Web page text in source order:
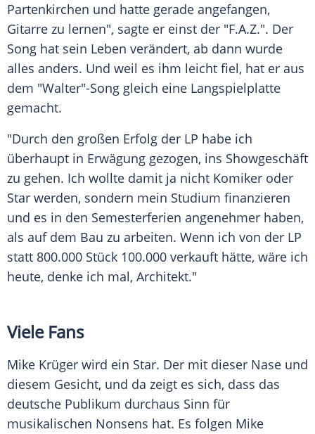
Partenkirchen und hatte gerade angefangen,
Gitarre zu lernen", sagte er einst der "F.A.Z.". Der
Song hat sein Leben verändert, ab dann wurde
alles anders. Und weil es ihm leicht fiel, hat er aus
dem "Walter"-Song gleich eine Langspielplatte
gemacht.
"Durch den großen Erfolg der LP habe ich
überhaupt in Erwägung gezogen, ins Showgeschäft
zu gehen. Ich wollte damit ja nicht Komiker oder
Star werden, sondern mein Studium finanzieren
und es in den Semesterferien angenehmer haben,
als auf dem Bau zu arbeiten. Wenn ich von der LP
statt 800.000 Stück 100.000 verkauft hätte, wäre ich
heute, denke ich mal, Architekt."
Viele Fans
Mike Krüger wird ein Star. Der mit dieser Nase und
diesem Gesicht, und da zeigt es sich, dass das
deutsche Publikum durchaus Sinn für
musikalischen Nonsens hat. Es folgen Mike